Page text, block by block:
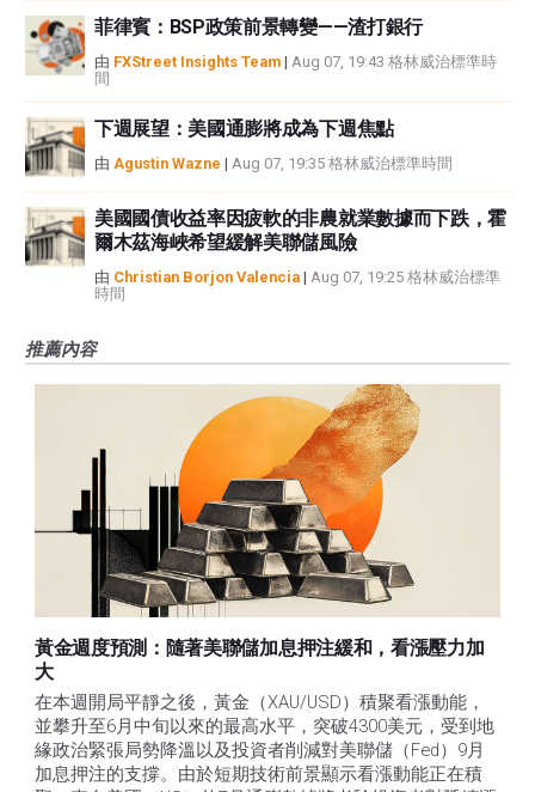
菲律賓：BSP政策前景轉變——渣打銀行
由 FXStreet Insights Team | Aug 07, 19:43 格林威治標準時
間
下週展望：美國通膨將成為下週焦點
由 Agustin Wazne | Aug 07, 19:35 格林威治標準時間
美國國債收益率因疲軟的非農就業數據而下跌，霍
爾木茲海峽希望緩解美聯儲風險
由 Christian Borjon Valencia | Aug 07, 19:25 格林威治標準
時間
推薦內容
黃金週度預測：隨著美聯儲加息押注緩和，看漲壓力加
大
在本週開局平靜之後，黃金（XAU/USD）積聚看漲動能，
並攀升至6月中旬以來的最高水平，突破4300美元，受到地
緣政治緊張局勢降溫以及投資者削減對美聯儲（Fed）9月
加息押注的支撐。由於短期技術前景顯示看漲動能正在積